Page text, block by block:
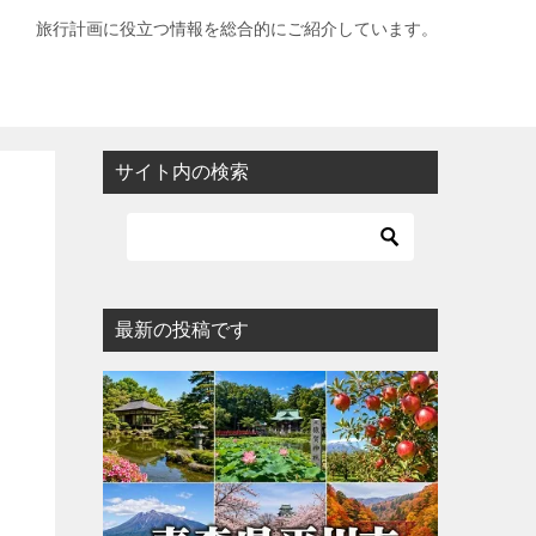
旅行計画に役立つ情報を総合的にご紹介しています。
サイト内の検索
最新の投稿です